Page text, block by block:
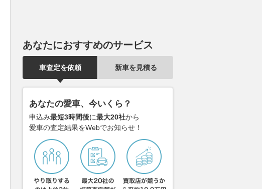
あなたにおすすめのサービス
車査定を依頼 新車を見積る
あなたの愛車、今いくら？
申込み最短3時間後に最大20社から
愛車の査定結果をWebでお知らせ！